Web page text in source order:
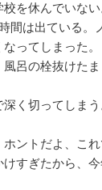
を休んでいない
間は出ている。
ってしまった。
呂の栓抜けた
く切ってしま
ントだよ、これ
すぎたから、